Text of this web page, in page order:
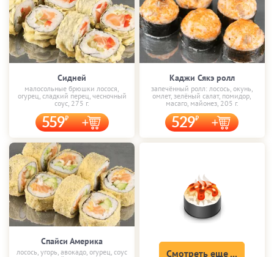
Сидней
малосольные брюшки лосося,
огурец, сладкий перец, чесночный
соус, 275 г.
559
Каджи Сякэ ролл
запечённый ролл: лосось, окунь,
омлет, зелёный салат, помидор,
масаго, майонез, 205 г.
529
Спайси Америка
лосось, угорь, авокадо, огурец, соус
Смотреть еще ...